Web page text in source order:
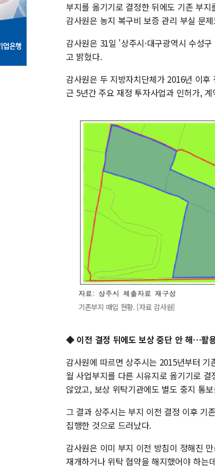
부지를 옮기기로 결정한 뒤에도 기존 부
감사원은 농지 복구비 보증 관리 부실 문
감사원은 31일 '상주시·대구광역시 수성
고 밝혔다.
감사원은 두 지방자치단체가 2016년 이
근 5년간 주요 재정 투자사업과 인허가,
기존부지 매입 현황. [자료 감사원]
◆ 이전 결정 뒤에도 보상 중단 안 해…활
감사원에 따르면 상주시는 2015년부터
월 사업부지를 다른 시유지로 옮기기로
않았고, 보상 위탁기관에도 별도 중지 통
그 결과 상주시는 부지 이전 결정 이후 기
집행한 것으로 드러났다.
감사원은 이미 부지 이전 방침이 정해진
재개하거나 위탁 협약을 해지했어야 하는